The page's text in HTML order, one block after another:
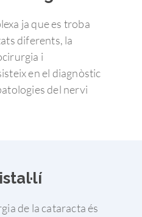
ja que es troba
diferents, la
i
en el diagnòstic
del nervi
de la cataracta és